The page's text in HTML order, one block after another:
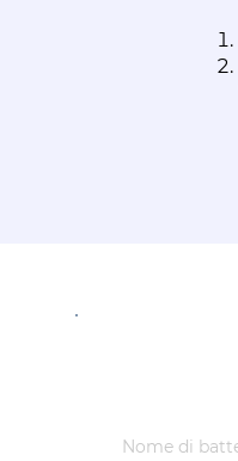
Nome di